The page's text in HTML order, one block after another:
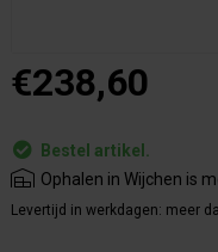
€238,60
Bestel artikel.
Ophalen in Wijchen is
Levertijd in werkdagen: meer